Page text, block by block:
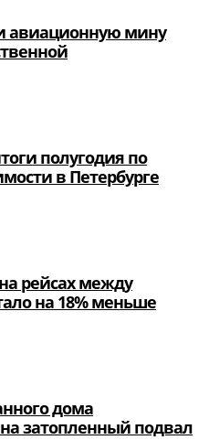
авиационную мину
полугодия по
в Петербурге
рейсах между
на 18% меньше
дома
затопленный подвал